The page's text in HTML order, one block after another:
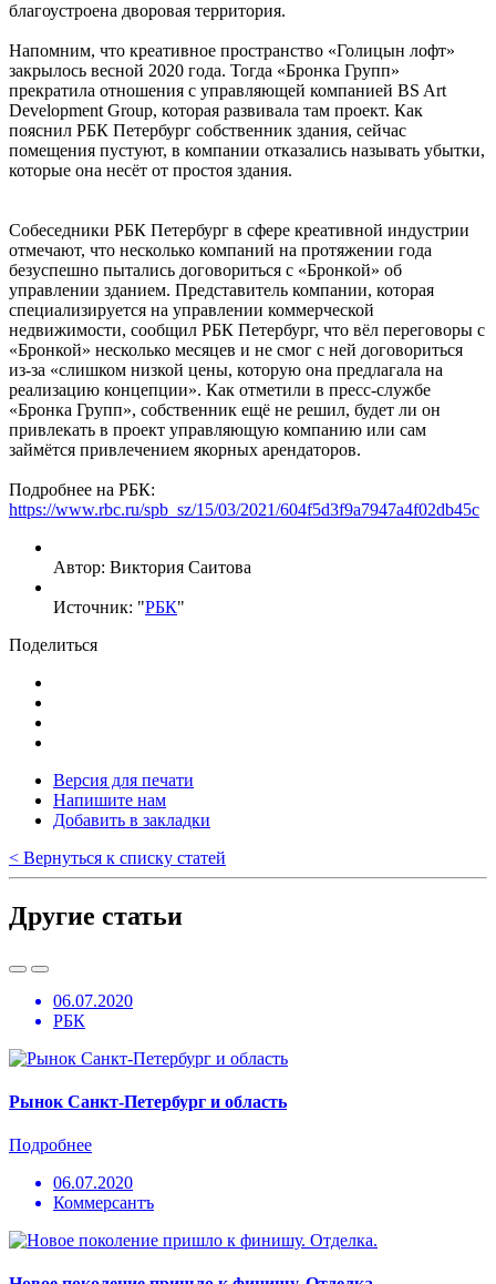
благоустроена дворовая территория.
Напомним, что креативное пространство «Голицын лофт»
закрылось весной 2020 года. Тогда «Бронка Групп»
прекратила отношения с управляющей компанией BS Art
Development Group, которая развивала там проект. Как
пояснил РБК Петербург собственник здания, сейчас
помещения пустуют, в компании отказались называть убытки,
которые она несёт от простоя здания.
Собеседники РБК Петербург в сфере креативной индустрии
отмечают, что несколько компаний на протяжении года
безуспешно пытались договориться с «Бронкой» об
управлении зданием. Представитель компании, которая
специализируется на управлении коммерческой
недвижимости, сообщил РБК Петербург, что вёл переговоры с
«Бронкой» несколько месяцев и не смог с ней договориться
из-за «слишком низкой цены, которую она предлагала на
реализацию концепции». Как отметили в пресс-службе
«Бронка Групп», собственник ещё не решил, будет ли он
привлекать в проект управляющую компанию или сам
займётся привлечением якорных арендаторов.
Подробнее на РБК:
https://www.rbc.ru/spb_sz/15/03/2021/604f5d3f9a7947a4f02db45c
Автор: Виктория Саитова
Источник: "РБК"
Поделиться
Версия для печати
Напишите нам
Добавить в закладки
< Вернуться к списку статей
Другие статьи
06.07.2020
РБК
Рынок Cанкт-Петербург и область
Подробнее
06.07.2020
Коммерсантъ